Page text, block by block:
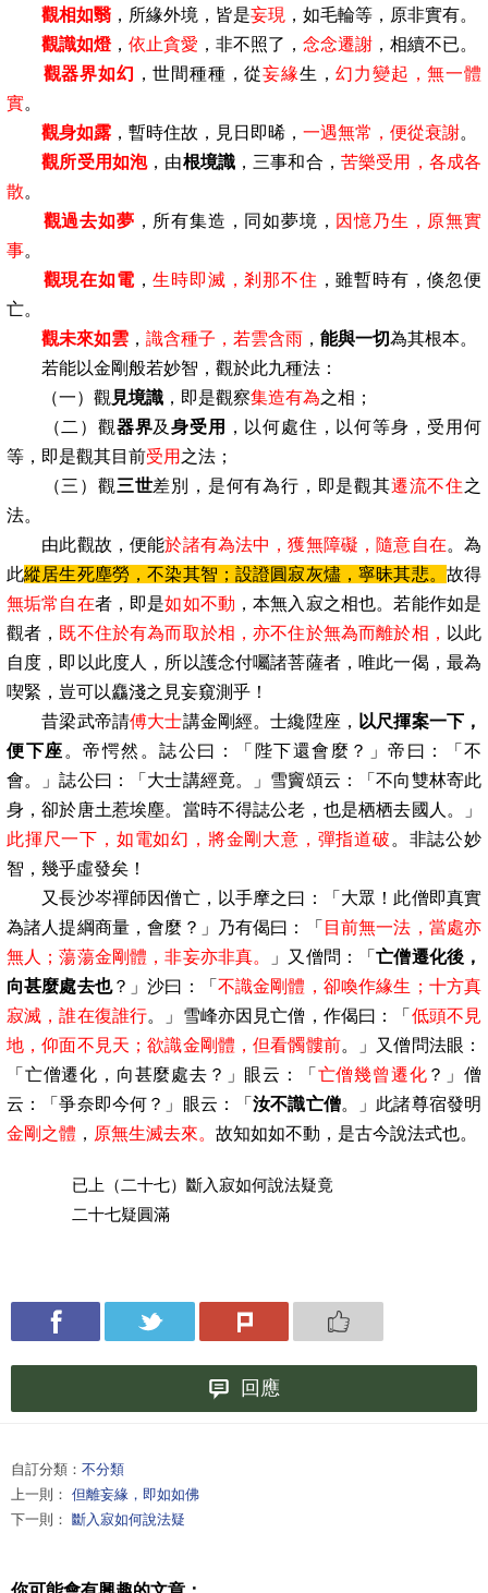
觀相如翳 ，所緣外境，皆是妄現 ，如毛輪等，原非實有。
觀識如燈， 依止貪愛 ，非不照了， 念念遷謝 ，相續不已。
觀器界如幻 ，世間種種，從妄緣生，幻力變起，無一體
實。
觀身如露 ，暫時住故，見日即晞， 一遇無常，便從衰謝。
觀所受用如泡，由根境識 ，三事和合， 苦樂受用，各成各
散。
觀過去如夢 ，所有集造，同如夢境， 因憶乃生，原無實
事。
觀現在如電，生時即滅，剎那不住 ，雖暫時有，倏忽便
亡。
觀未來如雲 ， 識含種子，若雲含雨 ， 能與一切為其根本。
若能以金剛般若妙智，觀於此九種法：
（一）觀見境識 ，即是觀察集造有為之相；
（二）觀器界及身受用
，以何處住，以何等身，受用何
等，即是觀其目前受用 之法；
（三）觀三世差別，是何有為行，即是觀其遷流不住之
法。
由此觀故，便能於諸有為法中，獲無障礙，隨意自在。為
此縱居生死塵勞，不染其智；設證圓寂灰燼，寧昧其悲。 故得
無垢常自在者，即是如如不動 ，本無入寂之相也。若能作如是
觀者， 既不住於有為而取於相，亦不住於無為而離於相， 以此
自度，即以此度人，所以護念付囑諸菩薩者，唯此一偈，最為
喫緊，豈可以麤淺之見妄窺測乎！
昔梁武帝請傅大士講金剛經。士纔陞座， 以尺揮案一下，
便下座 。帝愕然。誌公曰：「陛下還會麼？」帝曰：「不
會。」誌公曰：「大士講經竟。」雪竇頌云：「不向雙林寄此
身，卻於唐土惹埃塵。當時不得誌公老，也是栖栖去國人。」
此揮尺一下，如電如幻，將金剛大意，彈指道破 。非誌公妙
智，幾乎虛發矣！
又長沙岑禪師因僧亡，以手摩之曰：「大眾！此僧即真實
為諸人提綱商量，會麼？」乃有偈曰：「 目前無一法，當處亦
無人；蕩蕩金剛體，非妄亦非真。
」又僧問：「亡僧遷化後，
向甚麼處去也？」沙曰：「 不識金剛體，卻喚作緣生；十方真
寂滅，誰在復誰行。」雪峰亦因見亡僧，作偈曰：「 低頭不見
地，仰面不見天；欲識金剛體，但看髑髏前。」又僧問法眼：
「亡僧遷化，向甚麼處去？」眼云：「 亡僧幾曾遷化 ？」僧
云：「爭奈即今何？」眼云：「汝不識亡僧。」此諸尊宿發明
金剛之體 ， 原無生滅去來。 故知如如不動，是古今說法式也。
已上（二十七）斷入寂如何說法疑竟
二十七疑圓滿
回應
自訂分類： 不分類
上一則： 但離妄緣，即如如佛
下一則： 斷入寂如何說法疑